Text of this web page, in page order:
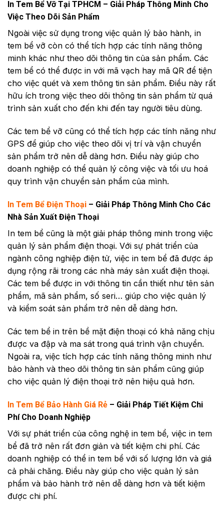
In Tem Bể Vỡ Tại TPHCM – Giải Pháp Thông Minh Cho
Việc Theo Dõi Sản Phẩm
Ngoài việc sử dụng trong việc quản lý bảo hành, in
tem bể vỡ còn có thể tích hợp các tính năng thông
minh khác như theo dõi thông tin của sản phẩm. Các
tem bể có thể được in với mã vạch hay mã QR để tiện
cho việc quét và xem thông tin sản phẩm. Điều này rất
hữu ích trong việc theo dõi thông tin sản phẩm từ quá
trình sản xuất cho đến khi đến tay người tiêu dùng.
Các tem bể vỡ cũng có thể tích hợp các tính năng như
GPS để giúp cho việc theo dõi vị trí và vận chuyển
sản phẩm trở nên dễ dàng hơn. Điều này giúp cho
doanh nghiệp có thể quản lý công việc và tối ưu hoá
quy trình vận chuyển sản phẩm của mình.
In Tem Bể Điện Thoại – Giải Pháp Thông Minh Cho Các
Nhà Sản Xuất Điện Thoại
In tem bể cũng là một giải pháp thông minh trong việc
quản lý sản phẩm điện thoại. Với sự phát triển của
ngành công nghiệp điện tử, việc in tem bể đã được áp
dụng rộng rãi trong các nhà máy sản xuất điện thoại.
Các tem bể được in với thông tin cần thiết như tên sản
phẩm, mã sản phẩm, số seri… giúp cho việc quản lý
và kiểm soát sản phẩm trở nên dễ dàng hơn.
Các tem bể in trên bề mặt điện thoại có khả năng chịu
được va đập và ma sát trong quá trình vận chuyển.
Ngoài ra, việc tích hợp các tính năng thông minh như
bảo hành và theo dõi thông tin sản phẩm cũng giúp
cho việc quản lý điện thoại trở nên hiệu quả hơn.
In Tem Bể Bảo Hành Giá Rẻ – Giải Pháp Tiết Kiệm Chi
Phí Cho Doanh Nghiệp
Với sự phát triển của công nghệ in tem bể, việc in tem
bể đã trở nên rất đơn giản và tiết kiệm chi phí. Các
doanh nghiệp có thể in tem bể với số lượng lớn và giá
cả phải chăng. Điều này giúp cho việc quản lý sản
phẩm và bảo hành trở nên dễ dàng hơn và tiết kiệm
được chi phí.